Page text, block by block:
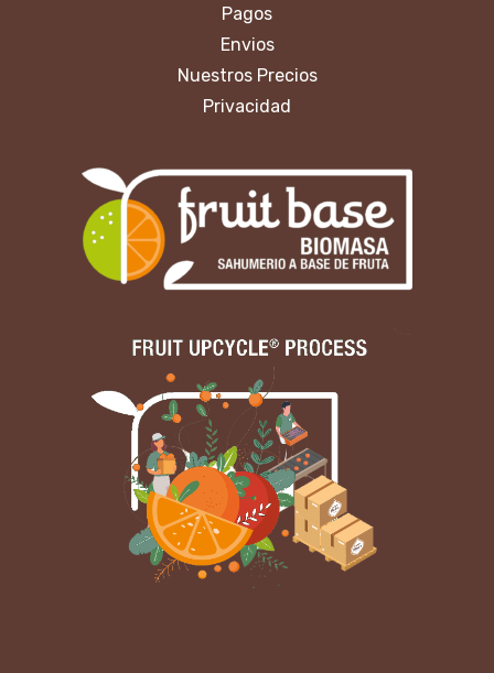
Pagos
Envios
Nuestros Precios
Privacidad